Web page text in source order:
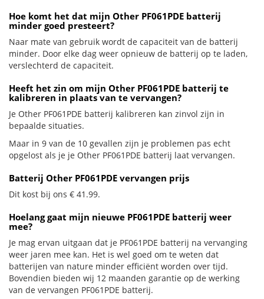
Hoe komt het dat mijn Other PF061PDE batterij
minder goed presteert?
Naar mate van gebruik wordt de capaciteit van de batterij
minder. Door elke dag weer opnieuw de batterij op te laden,
verslechterd de capaciteit.
Heeft het zin om mijn Other PF061PDE batterij te
kalibreren in plaats van te vervangen?
Je Other PF061PDE batterij kalibreren kan zinvol zijn in
bepaalde situaties.
Maar in 9 van de 10 gevallen zijn je problemen pas echt
opgelost als je je Other PF061PDE batterij laat vervangen.
Batterij Other PF061PDE vervangen prijs
Dit kost bij ons € 41.99.
Hoelang gaat mijn nieuwe PF061PDE batterij weer
mee?
Je mag ervan uitgaan dat je PF061PDE batterij na vervanging
weer jaren mee kan. Het is wel goed om te weten dat
batterijen van nature minder efficiënt worden over tijd.
Bovendien bieden wij 12 maanden garantie op de werking
van de vervangen PF061PDE batterij.